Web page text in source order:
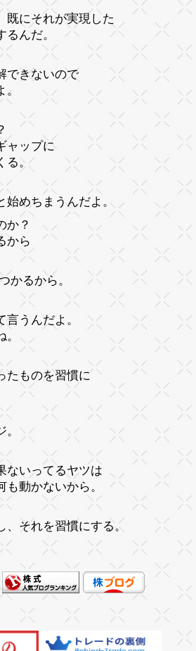
既にそれが実現した
んだ。
できないので
ャップに
る。
始めちまうんだよ。
か？
から
かるから。
うんだよ。
たものを習慣に
ないってるヤツは
動かないから。
、それを習慣にする。